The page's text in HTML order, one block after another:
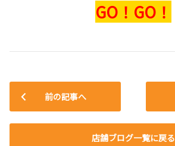
GO！GO！
前の記事へ
店舗ブログ一覧に戻る